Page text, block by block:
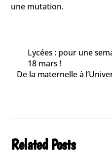
une mutation.
Lycées : pour une
18 mars !
De la maternelle à
Related Posts